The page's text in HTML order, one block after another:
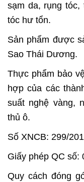
sạm da, rụng
tóc hư tổn.
Sản phẩm được
Sao Thái Dương.
Thực phẩm bảo
hợp của các
suất nghệ vàng,
thủ ô.
Số XNCB: 299/
Giấy phép QC số:
Quy cách đóng